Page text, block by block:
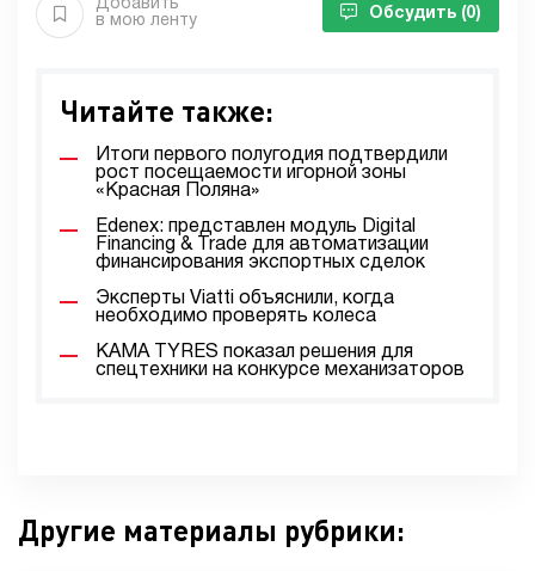
Добавить
в мою ленту
Обсудить (0)
Читайте также:
Итоги первого полугодия подтвердили
рост посещаемости игорной зоны
«Красная Поляна»
Edenex: представлен модуль Digital
Financing & Trade для автоматизации
финансирования экспортных сделок
Эксперты Viatti объяснили, когда
необходимо проверять колеса
KAMA TYRES показал решения для
спецтехники на конкурсе механизаторов
Другие материалы рубрики: